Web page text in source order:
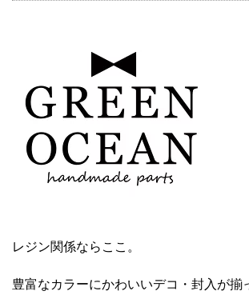
レジン関係ならここ。
豊富なカラーにかわいいデコ・封入が揃